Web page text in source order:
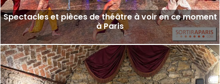
Spectacles et pièces de théâtre à voir en ce moment
à Paris